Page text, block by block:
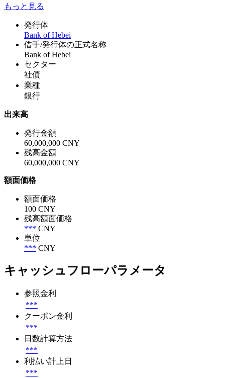
もっと見る
発行体
Bank of Hebei
借手/発行体の正式名称
Bank of Hebei
セクター
社債
業種
銀行
出来高
発行金額
60,000,000 CNY
残高金額
60,000,000 CNY
額面価格
額面価格
100 CNY
残高額面価格
*** CNY
単位
*** CNY
キャッシュフローパラメータ
参照金利
***
クーポン金利
***
日数計算方法
***
利払い計上日
***